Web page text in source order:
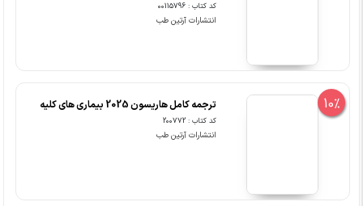
کد کتاب : 00115796
انتشارات آرتین طب
10% ترجمه کامل هاریسون 2025 بیماری های کلیه
کد کتاب : 200772
انتشارات آرتین طب